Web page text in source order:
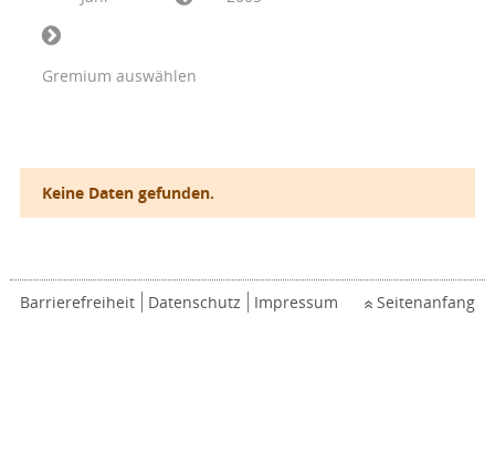
Gremium auswählen
Keine Daten gefunden.
Barrierefreiheit Datenschutz Impressum Seitenanfang